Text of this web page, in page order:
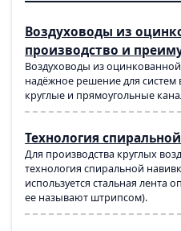
Воздуховоды из
производство и
Воздуховоды из
надёжное решение для
круглые и прямоугольные
Технология
Для производства круглых
технология спиральной
используется стальная
ее называют штрипсом).